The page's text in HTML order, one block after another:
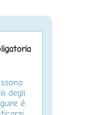
degli
è